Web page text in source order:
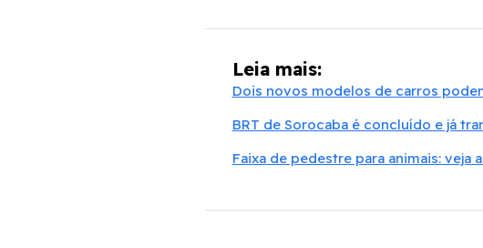
Leia mais:
Dois novos modelos de carros
BRT de Sorocaba é concluído e já
Faixa de pedestre para animais: veja